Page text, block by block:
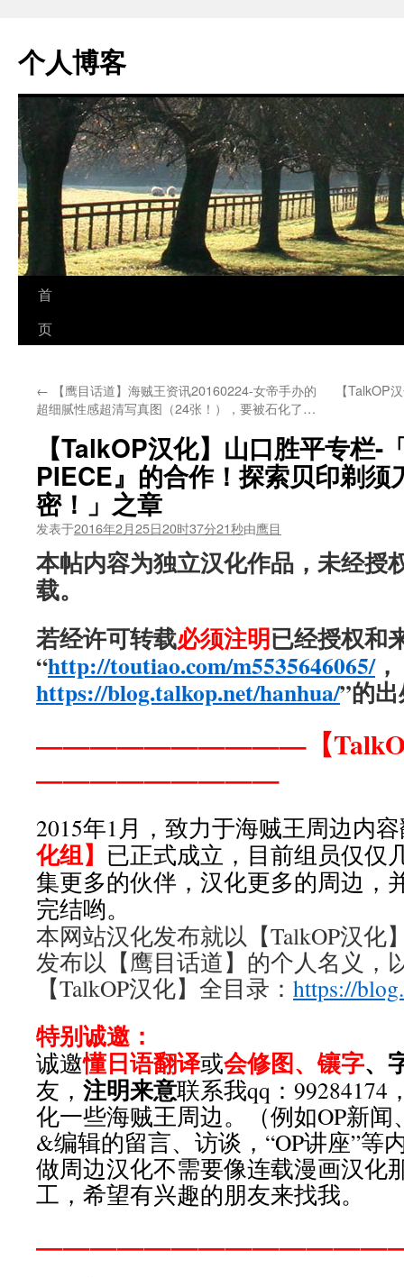
个人博客
跳
至
文
首
页
← 【鹰目话道】海贼王资讯20160224-女帝手办的
超细腻性感超清写真图（24张！），要被石化了…
【TalkOP
【TalkOP汉化】山口胜平专栏-
PIECE』的合作！探索贝印剃
密！」之章
发表于2016年2月25日20时37分21秒由鹰目
本帖内容为独立汉化作品，未经授
载。
若经许可转载必须注明已经授权和
“http://toutiao.com/m5535646065/，
https://blog.talkop.net/hanhua/”的
——————————【TalkOP
—————————
2015年1月，致力于海贼王周边内
化组】 已正式成立，目前组员仅仅
集更多的伙伴，汉化更多的周边，
完结哟。
本网站汉化发布就以【TalkOP汉化
发布以【鹰目话道】的个人名义，
【TalkOP汉化】全目录： https://
特别诚邀：
诚邀懂日语翻译或会修图、镶字、
友， 注明来意联系我qq：
化一些海贼王周边。（例如OP新
&编辑的留言、访谈，“OP讲座”等
做周边汉化不需要像连载漫画汉化
工，希望有兴趣的朋友来找我。